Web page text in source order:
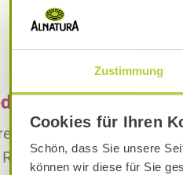
Zustimmung
Cookies für Ihren
Schön, dass Sie unsere
können wir diese für Sie
vegan,
Sie sich über die